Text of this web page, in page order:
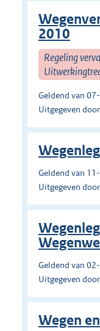
2010
Regeling
Geldend van
Uitgegeven
Geldend van
Uitgegeven
Geldend van
Uitgegeven
Wegen